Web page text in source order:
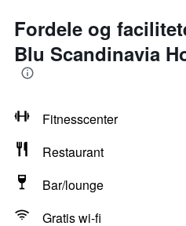
Fordele og
Blu Scandinavia
Fitnesscenter
Restaurant
Bar/lounge
Gratis wi-fi